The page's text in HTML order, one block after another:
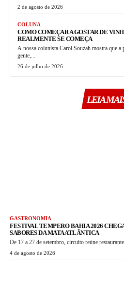
2 de agosto de 2026
COLUNA
COMO COMEÇAR A GOSTAR DE
REALMENTE SE COMEÇA
A nossa colunista Carol Souzah mostra que a
gente,...
26 de julho de 2026
LEIA
GASTRONOMIA
FESTIVAL TEMPERO BAHIA 2026
SABORES DA MATA ATLÂNTICA
De 17 a 27 de setembro, circuito reúne
4 de agosto de 2026